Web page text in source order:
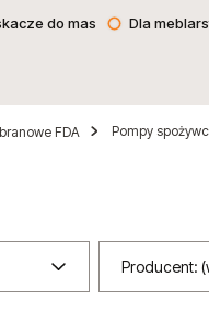
do mas Dla
FDA Pompy
Producent: